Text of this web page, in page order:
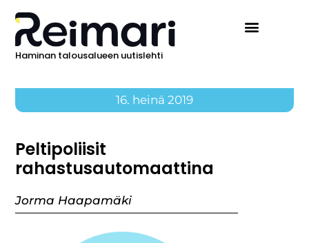
Haminan talousalueen uutislehti
16. heinä 2019
Peltipoliisit
rahastusautomaattina
Jorma Haapamäki